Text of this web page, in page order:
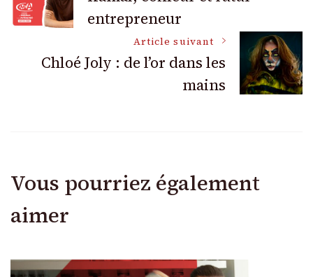
des
articles
entrepreneur
Article suivant
Chloé Joly : de l’or dans les
mains
Vous pourriez également
aimer